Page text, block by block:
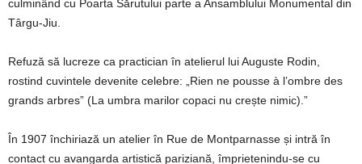
culminând cu Poarta Sărutului parte a Ansamblului Monumental din
Târgu-Jiu.
Refuză să lucreze ca practician în atelierul lui Auguste Rodin,
rostind cuvintele devenite celebre: „Rien ne pousse à l’ombre des
grands arbres” (La umbra marilor copaci nu crește nimic).”
În 1907 închiriază un atelier în Rue de Montparnasse și intră în
contact cu avangarda artistică pariziană, împrietenindu-se cu